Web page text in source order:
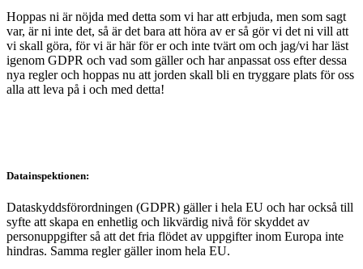
Hoppas ni är nöjda med detta som vi har att erbjuda, men som sagt
var, är ni inte det, så är det bara att höra av er så gör vi det ni vill att
vi skall göra, för vi är här för er och inte tvärt om och jag/vi har läst
igenom GDPR och vad som gäller och har anpassat oss efter dessa
nya regler och hoppas nu att jorden skall bli en tryggare plats för oss
alla att leva på i och med detta!
Datainspektionen:
Dataskyddsförordningen (GDPR) gäller i hela EU och har också till
syfte att skapa en enhetlig och likvärdig nivå för skyddet av
personuppgifter så att det fria flödet av uppgifter inom Europa inte
hindras. Samma regler gäller inom hela EU.